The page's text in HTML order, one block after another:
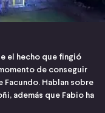
el hecho que fingió
de conseguir
Facundo. Hablan sobre
además que Fabio ha